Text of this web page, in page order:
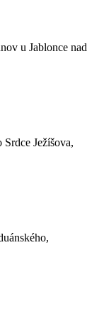
u Jablonce nad
Ježíšova,